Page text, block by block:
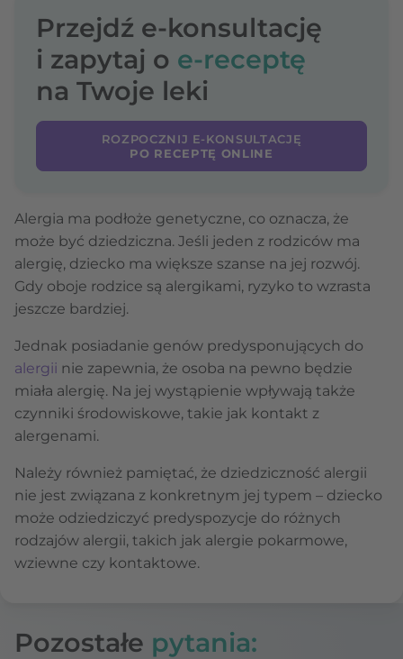
Przejdź e-konsultację
i zapytaj o e-receptę
na Twoje leki
ROZPOCZNIJ E-KONSULTACJĘ
PO RECEPTĘ ONLINE
Alergia ma podłoże genetyczne, co oznacza, że
może być dziedziczna. Jeśli jeden z rodziców ma
alergię, dziecko ma większe szanse na jej rozwój.
Gdy oboje rodzice są alergikami, ryzyko to wzrasta
jeszcze bardziej.
Jednak posiadanie genów predysponujących do
alergii nie zapewnia, że osoba na pewno będzie
miała alergię. Na jej wystąpienie wpływają także
czynniki środowiskowe, takie jak kontakt z
alergenami.
Należy również pamiętać, że dziedziczność alergii
nie jest związana z konkretnym jej typem – dziecko
może odziedziczyć predyspozycje do różnych
rodzajów alergii, takich jak alergie pokarmowe,
wziewne czy kontaktowe.
Pozostałe pytania: